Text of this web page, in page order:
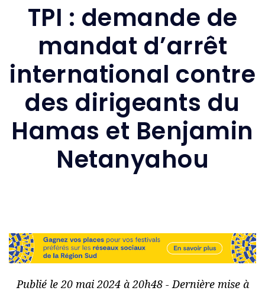
TPI : demande de
mandat d’arrêt
international contre
des dirigeants du
Hamas et Benjamin
Netanyahou
Publié le 20 mai 2024 à 20h48 - Dernière mise à